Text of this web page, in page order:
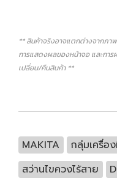
** สินค้าจริงอาจแตกต่างจากภา
การแสดงผลของหน้าจอ และกา
เปลี่ยน/คืนสินค้า **
MAKITA
กลุ่มเครื่อ
สว่านไขควงไร้สาย